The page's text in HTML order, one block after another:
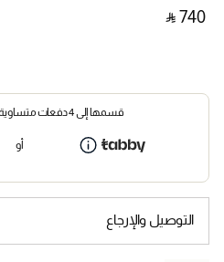
‎ ⃁ ⁦740⁩ ‎
قسمها إلى 4 دفعات متساوية بقيمة
أو
التوصيل والإرجاع